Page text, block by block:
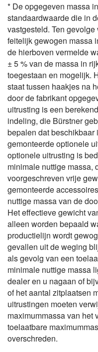
* De opgegeven massa
standaardwaarde die in
vastgesteld. Ten
feitelijk gewogen massa
de hierboven vermelde
± 5 % van de massa in
toegestaan en mogelijk.
staat tussen haakjes na
door de fabrikant
uitrusting is een
indeling, die Bürstner
bepalen dat beschikbaar
gemonteerde optionele
optionele uitrusting is
minimale nuttige massa,
voorgeschreven vrije
gemonteerde
nuttige massa van de
Het effectieve gewicht
alleen worden bepaald
productielijn wordt
gevallen uit de weging
als gevolg van een
minimale nuttige massa
dealer en u nagaan of
of het aantal zitplaatsen
uitrustingen moeten
maximummassa van het
toelaatbare
overschreden.